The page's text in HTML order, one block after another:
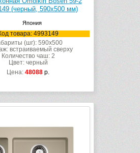
(черный, 590х500 мм)
Япония
товара: 4993149
(шг): 590x500
встраиваемый сверху
Количество чаш: 2
Цвет: черный
Цена: 48088 р.